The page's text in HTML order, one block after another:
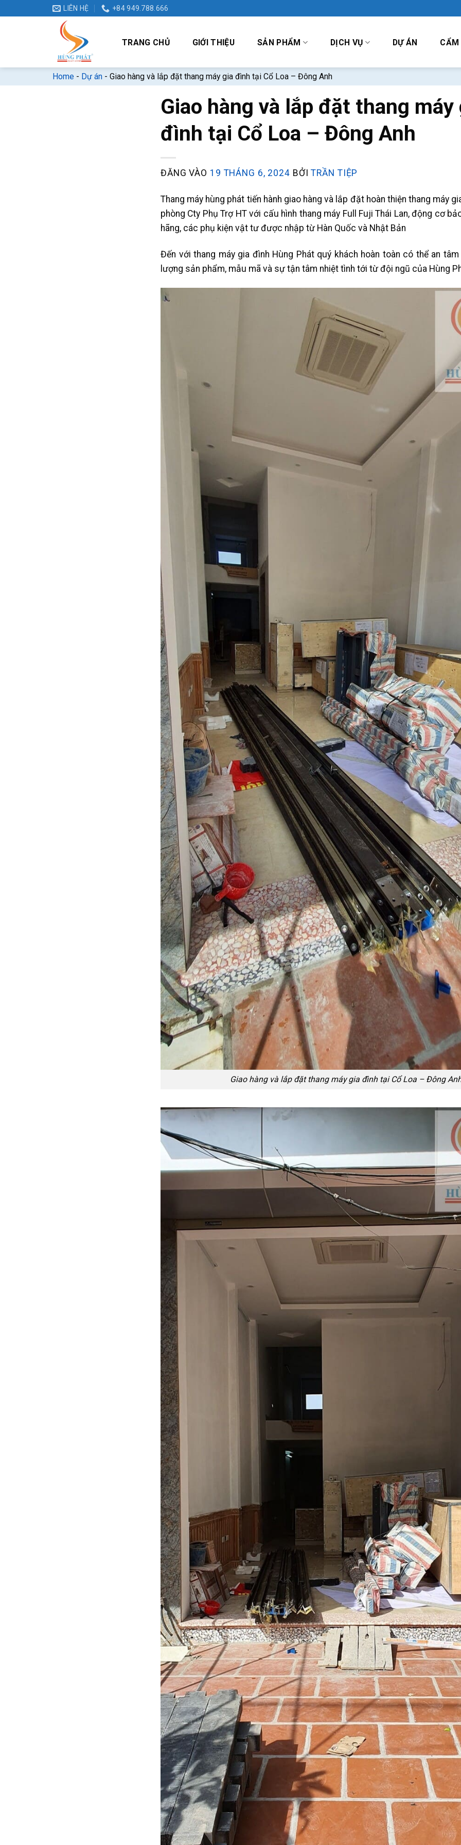
LIÊN HỆ +84 949.788.666
TRANG CHỦ GIỚI THIỆU SẢN PHẨM DỊCH VỤ DỰ ÁN CẨM
Home - Dự án - Giao hàng và lắp đặt thang máy gia đình tại Cổ Loa – Đông Anh
Giao hàng và lắp đặt thang máy
đình tại Cổ Loa – Đông Anh
ĐĂNG VÀO 19 THÁNG 6, 2024 BỞITRẦN TIỆP
Thang máy hùng phát tiến hành giao hàng và lắp đặt hoàn thiện thang máy
phòng Cty Phụ Trợ HT với cấu hình thang máy Full Fuji Thái Lan, động cơ
hãng, các phụ kiện vật tư được nhập từ Hàn Quốc và Nhật Bản
Đến với thang máy gia đình Hùng Phát quý khách hoàn toàn có thể an
lượng sản phẩm, mẫu mã và sự tận tâm nhiệt tình tới từ đội ngũ của Hùng
Giao hàng và lắp đặt thang máy gia đình tại Cổ Loa – Đông